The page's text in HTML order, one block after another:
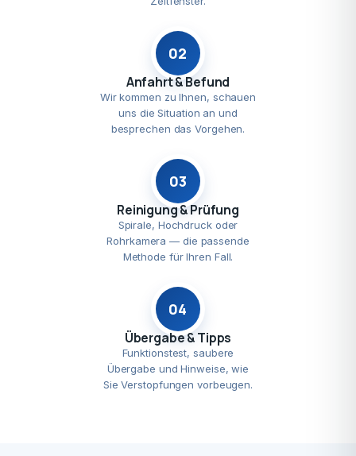
02
Anfahrt & Befund
Wir kommen zu Ihnen, schauen
uns die Situation an und
besprechen das Vorgehen.
03
Reinigung & Prüfung
Spirale, Hochdruck oder
Rohrkamera — die passende
Methode für Ihren Fall.
04
Übergabe & Tipps
Funktionstest, saubere
Übergabe und Hinweise, wie
Sie Verstopfungen vorbeugen.